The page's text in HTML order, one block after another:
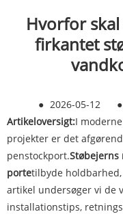
Hvorfor
firkantet
● 2026-05-12 ●
Artikeloversigt:I
projekter er det
penstockport.Støbejerns
portetilbyde
artikel undersøger vi de
installationstips,